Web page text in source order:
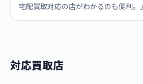
宅配買取対応の店がわかるのも便利。」
対応買取店